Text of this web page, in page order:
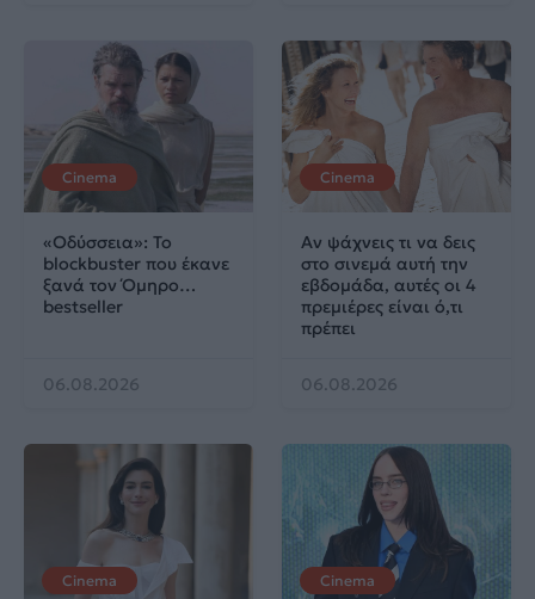
Cinema
«Οδύσσεια»: Το
blockbuster που έκανε
ξανά τον Όμηρο…
bestseller
06.08.2026
Cinema
Αν ψάχνεις τι να δεις
στο σινεμά αυτή την
εβδομάδα, αυτές οι 4
πρεμιέρες είναι ό,τι
πρέπει
06.08.2026
Cinema Cinema